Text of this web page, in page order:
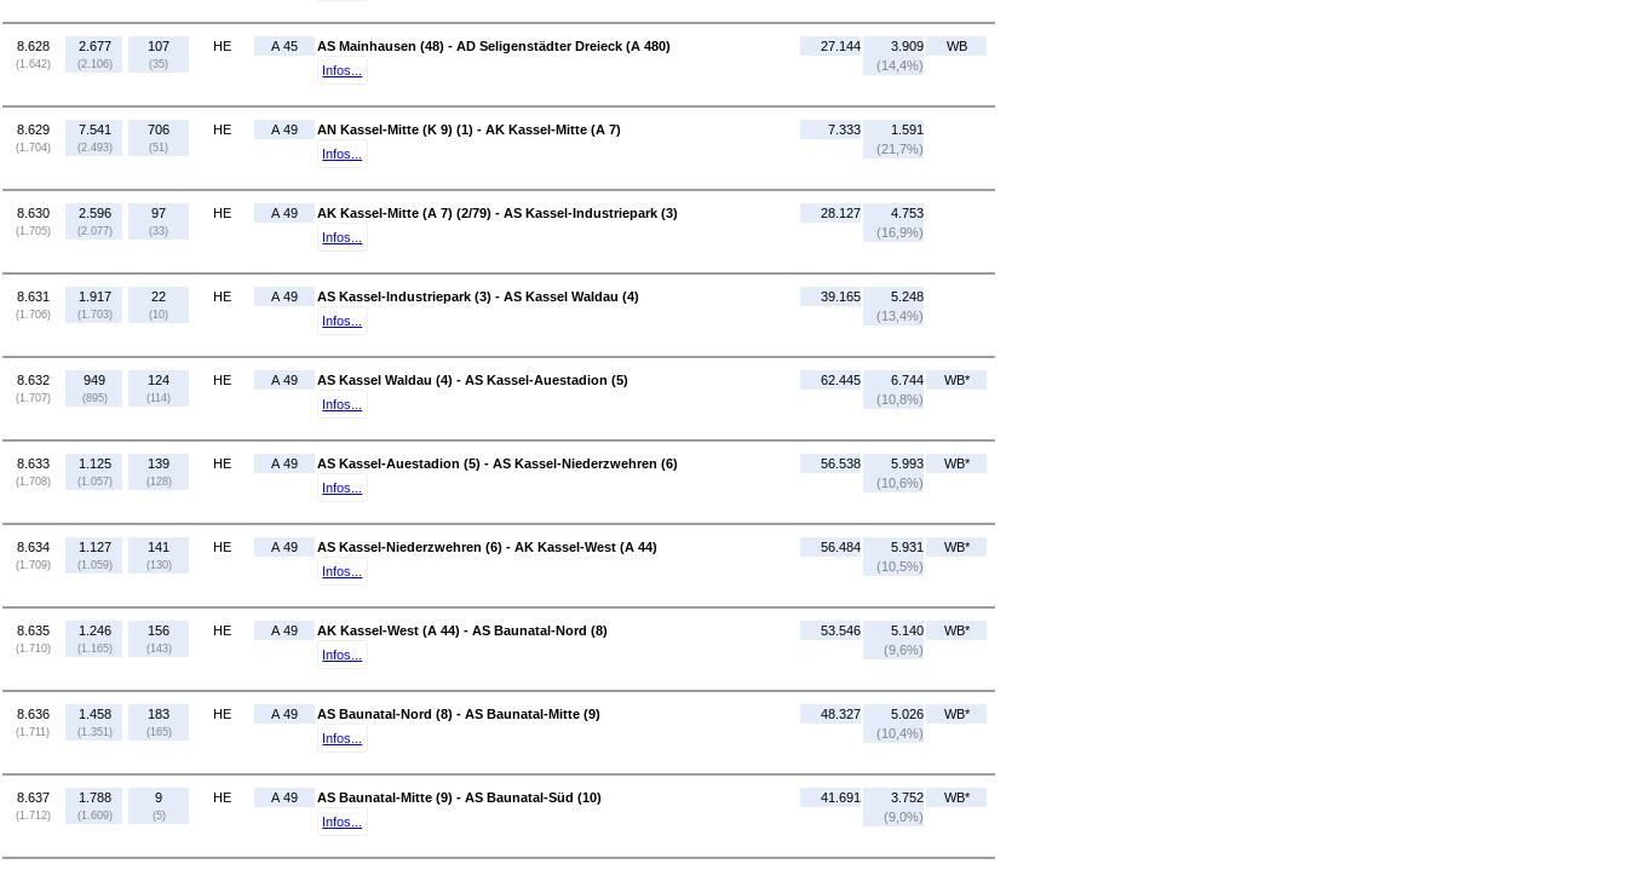
8.628
(1.642)
2.677
(2.106)
107
(35)
HE A 45
AS Mainhausen (48) - AD Seligenstädter Dreieck (A 480)
Infos...
27.144
3.909
(14,4%)
WB
8.629
(1.704)
7.541
(2.493)
706
(51)
HE A 49
AN Kassel-Mitte (K 9) (1) - AK Kassel-Mitte (A 7)
Infos...
7.333
1.591
(21,7%)
8.630
(1.705)
2.596
(2.077)
97
(33)
HE A 49
AK Kassel-Mitte (A 7) (2/79) - AS Kassel-Industriepark (3)
Infos...
28.127
4.753
(16,9%)
8.631
(1.706)
1.917
(1.703)
22
(10)
HE A 49
AS Kassel-Industriepark (3) - AS Kassel Waldau (4)
Infos...
39.165
5.248
(13,4%)
8.632
(1.707)
949
(895)
124
(114)
HE A 49
AS Kassel Waldau (4) - AS Kassel-Auestadion (5)
Infos...
62.445
6.744
(10,8%)
WB*
8.633
(1.708)
1.125
(1.057)
139
(128)
HE A 49
AS Kassel-Auestadion (5) - AS Kassel-Niederzwehren (6)
Infos...
56.538
5.993
(10,6%)
WB*
8.634
(1.709)
1.127
(1.059)
141
(130)
HE A 49
AS Kassel-Niederzwehren (6) - AK Kassel-West (A 44)
Infos...
56.484
5.931
(10,5%)
WB*
8.635
(1.710)
1.246
(1.165)
156
(143)
HE A 49
AK Kassel-West (A 44) - AS Baunatal-Nord (8)
Infos...
53.546
5.140
(9,6%)
WB*
8.636
(1.711)
1.458
(1.351)
183
(165)
HE A 49
AS Baunatal-Nord (8) - AS Baunatal-Mitte (9)
Infos...
48.327
5.026
(10,4%)
WB*
8.637
(1.712)
1.788
(1.609)
9
(5)
HE A 49
AS Baunatal-Mitte (9) - AS Baunatal-Süd (10)
Infos...
41.691
3.752
(9,0%)
WB*